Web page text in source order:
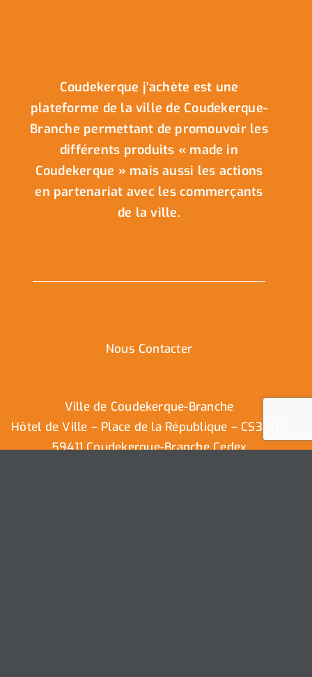
Coudekerque j’achète est une
plateforme de la ville de Coudekerque-
Branche permettant de promouvoir les
différents produits « made in
Coudekerque » mais aussi les actions
en partenariat avec les commerçants
de la ville.
Nous Contacter
Ville de Coudekerque-Branche
Hôtel de Ville – Place de la République – CS30119
59411 Coudekerque-Branche Cedex